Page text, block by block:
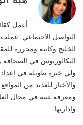
التواصل الاجتماعي.
الخليج وكاتبة ومحررة
البكالوريوس في
ولي خبرة طويلة في إعداد
والأخبار للعديد من
ومعرفة غنية في مجال
وإدارتها.